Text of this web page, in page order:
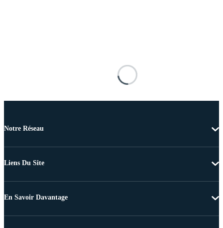
Notre Réseau
Liens Du Site
En Savoir Davantage